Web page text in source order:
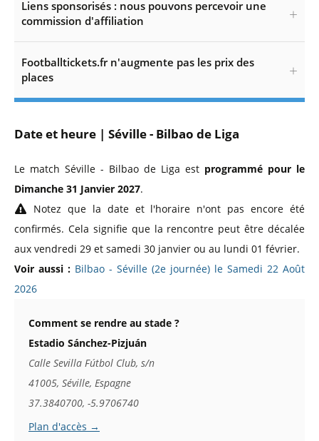
Liens sponsorisés : nous pouvons percevoir une
commission d'affiliation
Footballtickets.fr n'augmente pas les prix des
places
Date et heure | Séville - Bilbao de Liga
Le match Séville - Bilbao de Liga est programmé pour le
Dimanche 31 Janvier 2027.
Notez que la date et l'horaire n'ont pas encore été
confirmés. Cela signifie que la rencontre peut être décalée
aux vendredi 29 et samedi 30 janvier ou au lundi 01 février.
Voir aussi : Bilbao - Séville (2e journée) le Samedi 22 Août
2026
Comment se rendre au stade ?
Estadio Sánchez-Pizjuán
Calle Sevilla Fútbol Club, s/n
41005, Séville, Espagne
37.3840700, -5.9706740
Plan d'accès →